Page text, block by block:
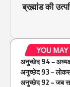
ब्रह्मांड की
YOU MAY
अनुच्छेद 94 – अध्यक्ष
अनुच्छेद 93 –
अनुच्छेद 92 – जब